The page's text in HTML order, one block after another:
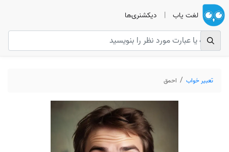
لغت یاب | دیکشنری‌ها
تعبیر خواب احمق